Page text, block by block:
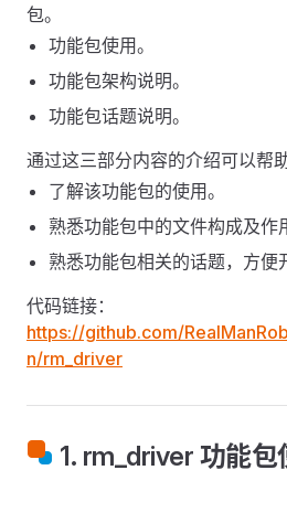
包。
功能包使用。
功能包架构说明。
功能包话题说明。
通过这三部分内容的介绍可以帮助
了解该功能包的使用。
熟悉功能包中的文件构成及作
熟悉功能包相关的话题，方便
代码链接：
https://github.com/
n/rm_driver
1. rm_driver 功能包